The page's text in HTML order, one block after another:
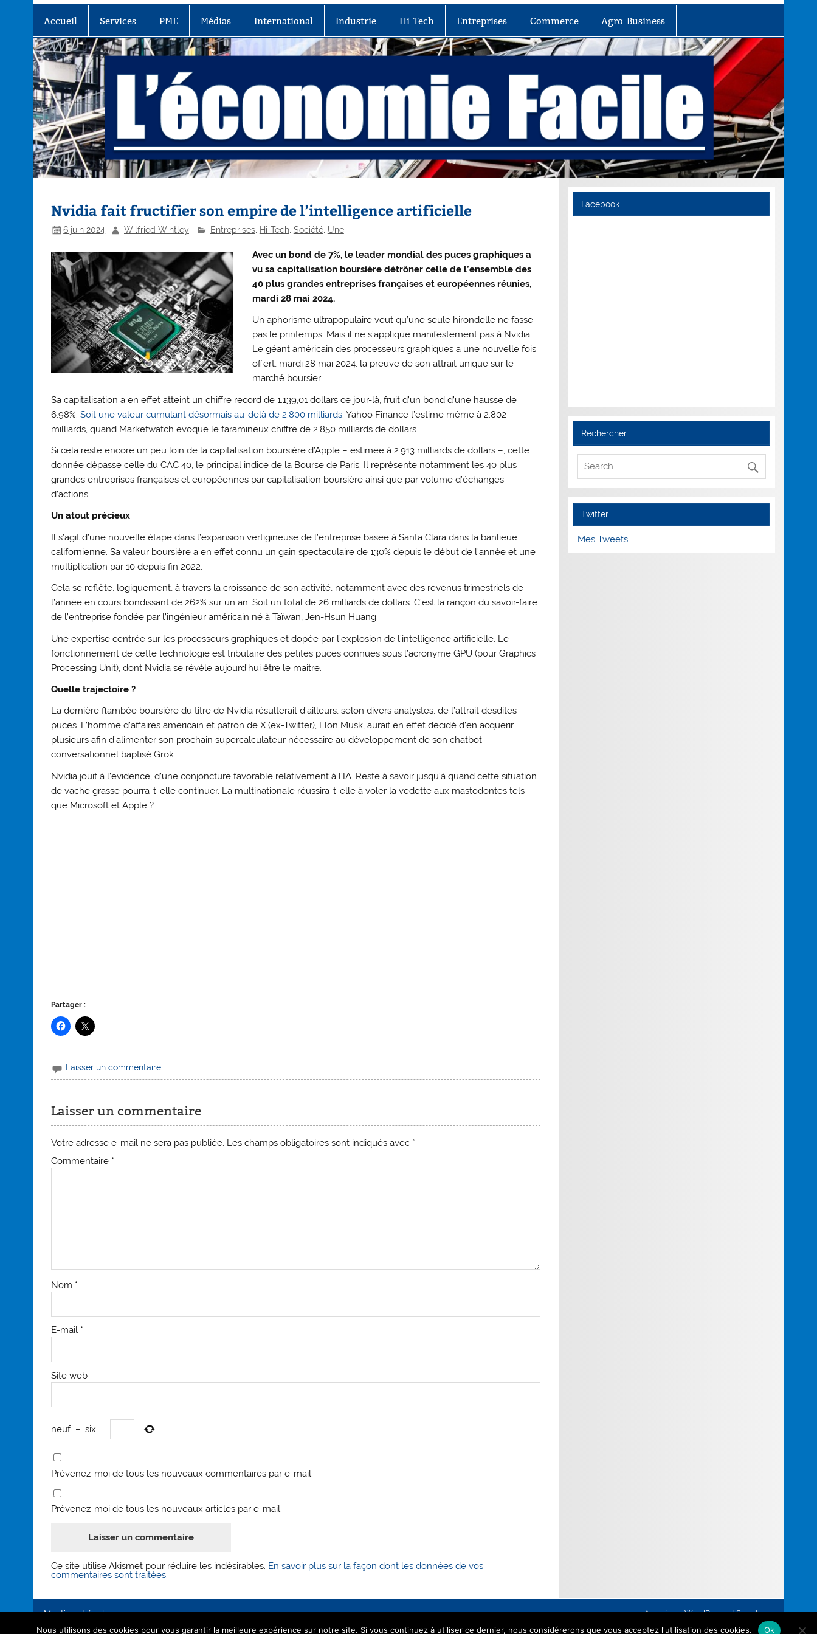
Accueil Services PME Médias International Industrie Hi-Tech Entreprises Commerce Agro-Business
Nvidia fait fructifier son empire de l’intelligence artificielle
6 juin 2024 Wilfried Wintley Entreprises, Hi-Tech, Société, Une
Avec un bond de 7%, le leader mondial des puces graphiques a
vu sa capitalisation boursière détrôner celle de l’ensemble des
40 plus grandes entreprises françaises et européennes réunies,
mardi 28 mai 2024.
Un aphorisme ultrapopulaire veut qu’une seule hirondelle ne fasse
pas le printemps. Mais il ne s’applique manifestement pas à Nvidia.
Le géant américain des processeurs graphiques a une nouvelle fois
offert, mardi 28 mai 2024, la preuve de son attrait unique sur le
marché boursier.
Sa capitalisation a en effet atteint un chiffre record de 1.139,01 dollars ce jour-là, fruit d’un bond d’une hausse de
6,98%.Soit une valeur cumulant désormais au-delà de 2.800 milliards. Yahoo Finance l’estime même à 2.802
milliards, quand Marketwatch évoque le faramineux chiffre de 2.850 milliards de dollars.
Si cela reste encore un peu loin de la capitalisation boursière d’Apple – estimée à 2.913 milliards de dollars –, cette
donnée dépasse celle du CAC 40, le principal indice de la Bourse de Paris. Il représente notamment les 40 plus
grandes entreprises françaises et européennes par capitalisation boursière ainsi que par volume d’échanges
d’actions.
Un atout précieux
Il s’agit d’une nouvelle étape dans l’expansion vertigineuse de l’entreprise basée à Santa Clara dans la banlieue
californienne. Sa valeur boursière a en effet connu un gain spectaculaire de 130% depuis le début de l’année et une
multiplication par 10 depuis fin 2022.
Cela se reflète, logiquement, à travers la croissance de son activité, notamment avec des revenus trimestriels de
l’année en cours bondissant de 262% sur un an. Soit un total de 26 milliards de dollars. C’est la rançon du savoir-faire
de l’entreprise fondée par l’ingénieur américain né à Taïwan, Jen-Hsun Huang.
Une expertise centrée sur les processeurs graphiques et dopée par l’explosion de l’intelligence artificielle. Le
fonctionnement de cette technologie est tributaire des petites puces connues sous l’acronyme GPU (pour Graphics
Processing Unit), dont Nvidia se révèle aujourd’hui être le maitre.
Quelle trajectoire ?
La dernière flambée boursière du titre de Nvidia résulterait d’ailleurs, selon divers analystes, de l’attrait desdites
puces. L’homme d’affaires américain et patron de X (ex-Twitter), Elon Musk, aurait en effet décidé d’en acquérir
plusieurs afin d’alimenter son prochain supercalculateur nécessaire au développement de son chatbot
conversationnel baptisé Grok.
Nvidia jouit à l’évidence, d’une conjoncture favorable relativement à l’IA. Reste à savoir jusqu’à quand cette situation
de vache grasse pourra-t-elle continuer. La multinationale réussira-t-elle à voler la vedette aux mastodontes tels
que Microsoft et Apple ?
Partager :
Laisser un commentaire
Laisser un commentaire
Votre adresse e-mail ne sera pas publiée. Les champs obligatoires sont indiqués avec *
Commentaire *
Nom *
E-mail *
Site web
neuf − six =
Prévenez-moi de tous les nouveaux commentaires par e-mail.
Prévenez-moi de tous les nouveaux articles par e-mail.
Ce site utilise Akismet pour réduire les indésirables. En savoir plus sur la façon dont les données de vos
commentaires sont traitées
Facebook
Rechercher
Twitter
Mes Tweets
Mentions Légales Animé parWordPressetSmartline.
Nous utilisons des cookies pour vous garantir la meilleure expérience sur notre site. Si vous continuez à utiliser ce dernier, nous considérerons que vous acceptez l'utilisation des cookies. Ok